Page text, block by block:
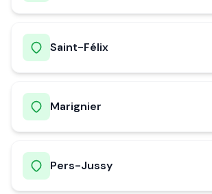
Saint-Félix
Marignier
Pers-Jussy